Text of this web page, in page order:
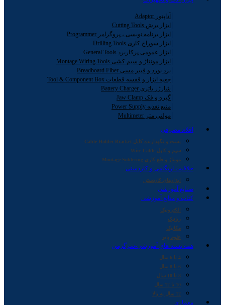
آداپتور Adaptor
ابزار برش Cutting Tools
ابزار برنامه نویسی ، پروگرامر Programmer
ابزار سوراخ کاری Drilling Tools
ابزار عمومی پرکاربرد General Tools
ابزار مونتاژ و سیم کشی Montage Wiring Tools
برد بورد و فیبر مسی Breadboard Fiber
جعبه ابزار و قفسه قطعات Tool & Component Box
شارژر باتری Battery Charger
گیره و فک Jaw Clamp
منبع تغذیه Power Supply
مولتی متر Multimeter
اقلام مصرفی
بست و نگهدارنده کابل Cable Holder Bracket
سیم و کابل Wire Cable
مونتاژ و قلع کاری Montage Soldering
خلاقیت اریگامی و کاردستی
ابزارهای کاردستی
صنایع آموزشی
کتاب و منابع آموزشی
الکترونیک
رباتیک
مکانیک
علوم پایه
همه بسته های آموزشی-سرگرمی
4 تا 6 سال
6 تا 8 سال
8 تا 10 سال
10 تا 12 سال
12 سال به بالا
معماری